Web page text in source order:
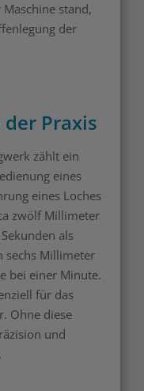
stand,
der
Praxis
zählt ein
eines
eines Loches
zwölf Millimeter
als
sechs Millimeter
bei einer Minute.
für das
Ohne diese
und